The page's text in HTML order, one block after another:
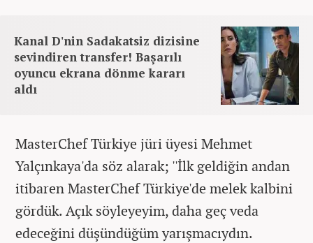
Kanal D'nin Sadakatsiz dizisine
sevindiren transfer! Başarılı
oyuncu ekrana dönme kararı
aldı
MasterChef Türkiye jüri üyesi Mehmet
Yalçınkaya'da söz alarak; ''İlk geldiğin andan
itibaren MasterChef Türkiye'de melek kalbini
gördük. Açık söyleyeyim, daha geç veda
edeceğini düşündüğüm yarışmacıydın.